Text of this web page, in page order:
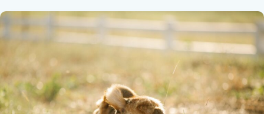
Dicas
para
de
urina
de